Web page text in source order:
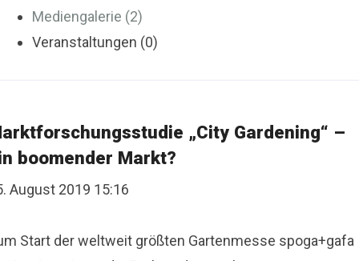
Mediengalerie (2)
Veranstaltungen (0)
„City Gardening“ –
boomender Markt?
August 2019 15:16
Start der weltweit größten Gartenmesse spoga+gafa